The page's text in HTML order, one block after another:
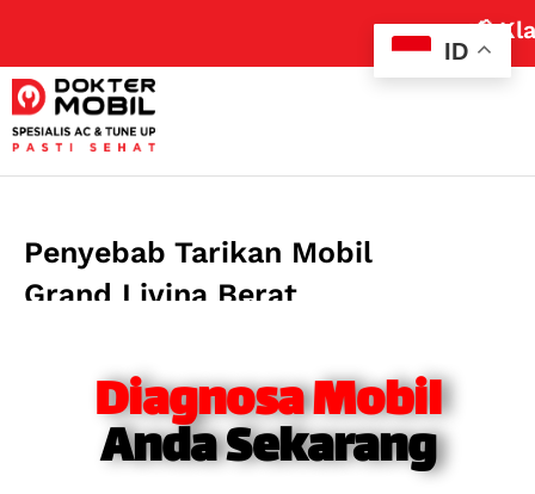
📢 Klaim
Penyebab Tarikan Mobil
Grand Livina Berat
Diagnosa Mobil
Anda Sekarang
ID